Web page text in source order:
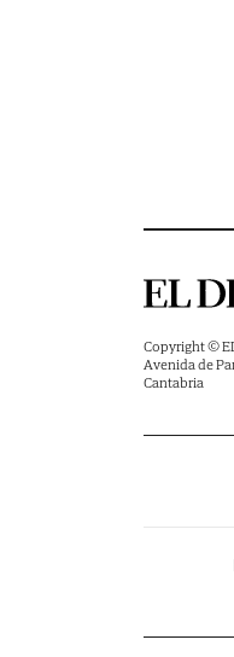
Copyright ©
Avenida de
Cantabria